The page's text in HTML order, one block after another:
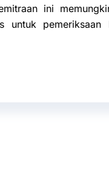
ini
untuk pemeriksaan